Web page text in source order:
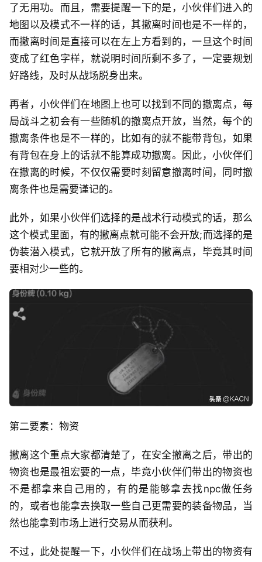
了无用功。而且，需要提醒一下的是，小伙伴们进入的
地图以及模式不一样的话，其撤离时间也是不一样的，
而撤离时间是直接可以在左上方看到的，一旦这个时间
变成了红色字样，就说明时间所剩不多了，一定要规划
好路线，及时从战场脱身出来。
再者，小伙伴们在地图上也可以找到不同的撤离点，每
局战斗之初会有一些随机的撤离点开放，当然，每个的
撤离条件也是不一样的，比如有的就不能带背包，如果
有背包在身上的话就不能算成功撤离。因此，小伙伴们
在撤离的时候，不仅仅需要时刻留意撤离时间，同时撤
离条件也是需要谨记的。
此外，如果小伙伴们选择的是战术行动模式的话，那么
这个模式里面，有的撤离点就可能不会开放;而选择的是
伪装潜入模式，它就开放了所有的撤离点，毕竟其时间
要相对少一些的。
第二要素：物资
撤离这个重点大家都清楚了，在安全撤离之后，带出的
物资也是最祖宏要的一点，毕竟小伙伴们带出的物资也
不是都拿来自己用的，有的是能够拿去找npc做任务
的，或者也能拿去换取一些自己更需要的装备物品，当
然也能拿到市场上进行交易从而获利。
不过，此处提醒一下，小伙伴们在战场上带出的物资有